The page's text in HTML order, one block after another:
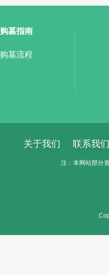
购墓指南
购墓流程
关于我们 联系我们
注：本网站部分